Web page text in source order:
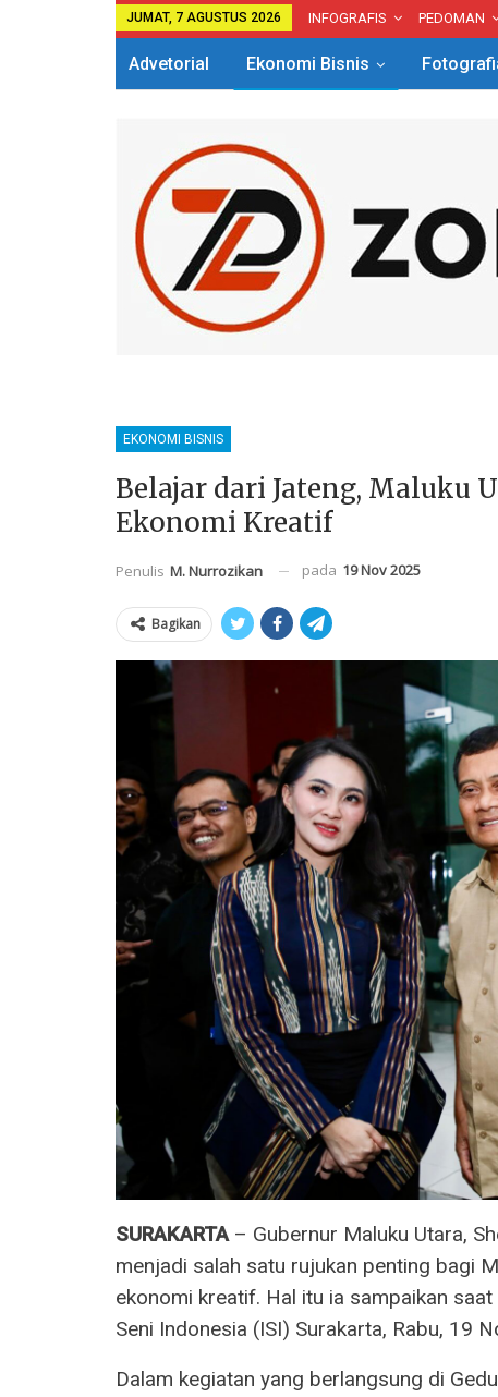
JUMAT, 7 AGUSTUS 2026 INFOGRAFIS PEDOMAN
Advetorial Ekonomi Bisnis
EKONOMI BISNIS
Belajar dari Jateng, Maluku
Ekonomi Kreatif
Penulis M. Nurrozikan pada 19 Nov 2025
Bagikan
SURAKARTA– Gubernur Maluku Utara,
menjadi salah satu rujukan penting bagi
ekonomi kreatif. Hal itu ia sampaikan
Seni Indonesia (ISI) Surakarta, Rabu, 19
Dalam kegiatan yang berlangsung di